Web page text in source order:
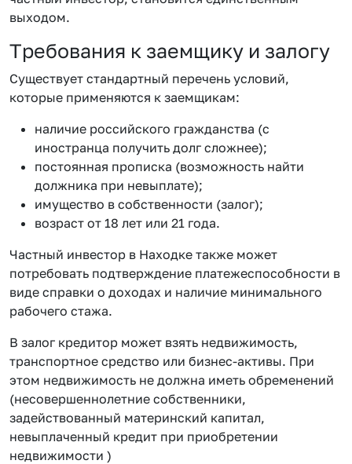
выходом.
Требования к заемщику и залогу
Существует стандартный перечень условий,
которые применяются к заемщикам:
наличие российского гражданства (с
иностранца получить долг сложнее);
постоянная прописка (возможность найти
должника при невыплате);
имущество в собственности (залог);
возраст от 18 лет или 21 года.
Частный инвестор в Находке также может
потребовать подтверждение платежеспособности в
виде справки о доходах и наличие минимального
рабочего стажа.
В залог кредитор может взять недвижимость,
транспортное средство или бизнес-активы. При
этом недвижимость не должна иметь обременений
(несовершеннолетние собственники,
задействованный материнский капитал,
невыплаченный кредит при приобретении
недвижимости )